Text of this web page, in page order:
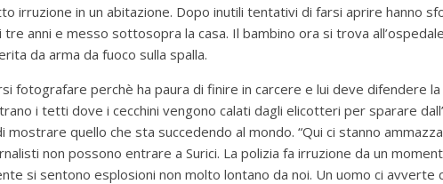
irruzione in un abitazione. Dopo inutili tentativi di farsi aprire hanno
tre anni e messo sottosopra la casa. Il bambino ora si trova
da arma da fuoco sulla spalla.
fotografare perchè ha paura di finire in carcere e lui deve difendere
i tetti dove i cecchini vengono calati dagli elicotteri per sparare
mostrare quello che sta succedendo al mondo. “Qui ci stanno
non possono entrare a Surici. La polizia fa irruzione da un
si sentono esplosioni non molto lontano da noi. Un uomo ci avverte